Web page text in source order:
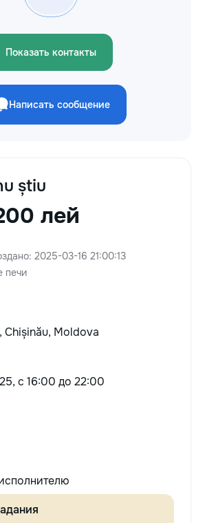
Показать контакты
Написать сообщение
știu
лей
2025-03-16 21:00:13
печи
Chișinău, Moldova
c 16:00 до 22:00